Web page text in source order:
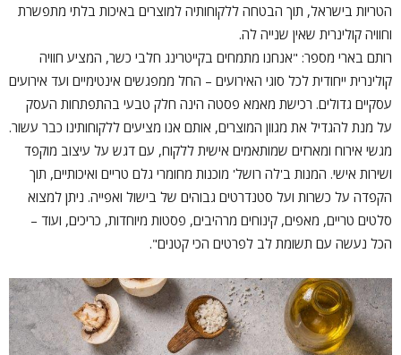
הטריות בישראל, תוך הבטחה ללקוחותיה למוצרים באיכות בלתי מתפשרת
וחוויה קולינרית שאין שנייה לה.
רותם בארי מספר: "אנחנו מתמחים בקייטרינג חלבי כשר, המציע חוויה
קולינרית ייחודית לכל סוגי האירועים – החל ממפגשים אינטימיים ועד אירועים
עסקיים גדולים. רכישת מאמא פסטה הינה חלק טבעי בהתפתחות העסק
על מנת להגדיל את מגוון המוצרים, אותם אנו מציעים ללקוחותינו כבר עשור.
מגשי אירוח ומארזים שמותאמים אישית ללקוח, עם דגש על עיצוב מוקפד
ושירות אישי. המנות ב'לה רושל' מוכנות מחומרי גלם טריים ואיכותיים, תוך
הקפדה על כשרות ועל סטנדרטים גבוהים של בישול ואפייה. ניתן למצוא
סלטים טריים, מאפים, קינוחים מרהיבים, פסטות מיוחדות, כריכים, ועוד –
הכל נעשה עם תשומת לב לפרטים הכי קטנים".